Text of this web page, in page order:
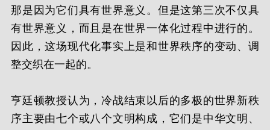
那是因为它们具有世界意义。但是这第三次不仅具
有世界意义，而且是在世界一体化过程中进行的。
因此，这场现代化事实上是和世界秩序的变动、调
整交织在一起的。
亨廷顿教授认为，冷战结束以后的多极的世界新秩
序主要由七个或八个文明构成，它们是中华文明、